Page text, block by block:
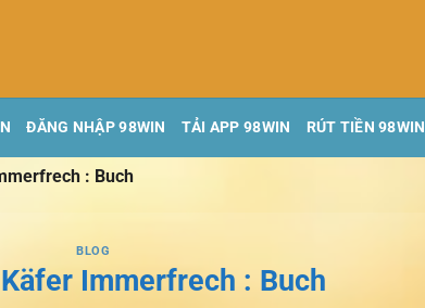
ĐĂNG NHẬP 98WIN TẢI APP 98WIN RÚT TIỀN 98WIN
: Buch
BLOG
Immerfrech : Buch